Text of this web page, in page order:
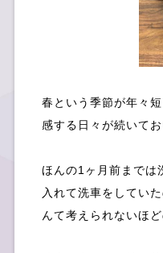
社
春という季節が年々
感する日々が続いてお
ほんの1ヶ月前までは
入れて洗車をしてい
んて考えられないほ